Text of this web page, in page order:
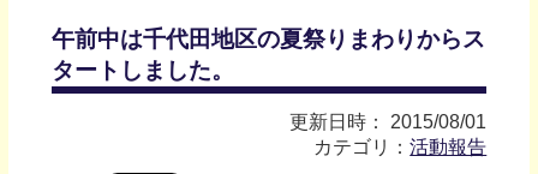
午前中は千代田地区の夏祭りまわりからス
タートしました。
更新日時： 2015/08/01
カテゴリ：活動報告